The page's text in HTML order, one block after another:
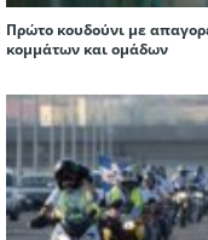
Πρώτο κουδούνι με
κομμάτων και ομάδων